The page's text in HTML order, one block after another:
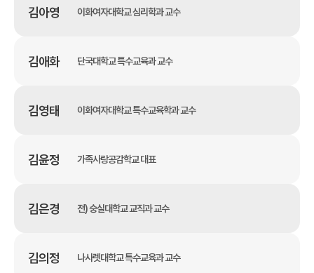
김아영 이화여자대학교 심리학과 교수
김애화 단국대학교 특수교육과 교수
김영태 이화여자대학교 특수교육학과 교수
김윤정 가족사랑공감학교 대표
김은경 전) 숭실대학교 교직과 교수
김의정 나사렛대학교 특수교육과 교수